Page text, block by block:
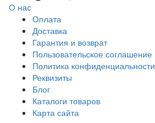
О нас
Оплата
Доставка
Гарантия и возврат
Пользовательское соглашение
Политика конфиденциальности
Реквизиты
Блог
Каталоги товаров
Карта сайта